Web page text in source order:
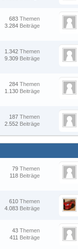
Themen
683
Beiträge
3.284
Themen
1.342
Beiträge
9.309
Themen
284
Beiträge
1.130
Themen
187
Beiträge
2.552
Themen
79
Beiträge
118
Themen
610
Beiträge
4.083
Themen
43
Beiträge
411